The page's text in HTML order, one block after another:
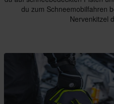
du zum Schneemobilfahren
Nervenkitzel